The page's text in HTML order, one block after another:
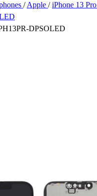
/Apple / iPhone 13 Pro
DPSOLED